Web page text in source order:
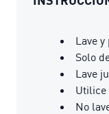
Lave
Solo
Lave
Utilice
No